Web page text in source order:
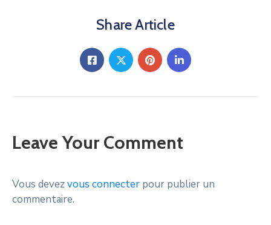
Share Article
Leave Your Comment
Vous devezvous connecter pour publier un
commentaire.